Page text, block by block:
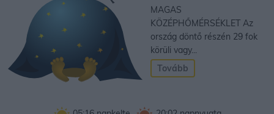
MAGAS
KÖZÉPHŐMÉRSÉKLET Az
ország döntő részén 29 fok
körüli vagy...
Tovább